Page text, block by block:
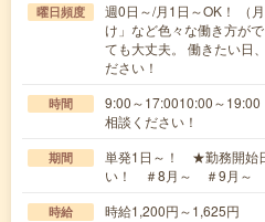
曜日頻度
週0日～/月1日～OK！ （
け」など色々な働き方が
ても大丈夫。 働きたい日
ださい！
時間
9:00～17:0010:00～
相談ください！
期間
単発1日～！ ★勤務開始
い！ ＃8月～ ＃9月～
時給 時給1,200円～1,625円